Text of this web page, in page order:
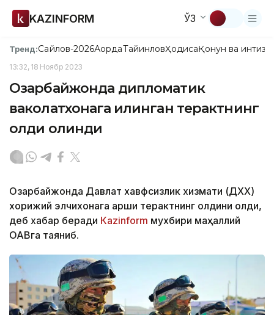
KAZINFORM ЎЗ
Тренд:Сайлов-2026АқордаТайинловҲодисаҚонун ва
13:32, 18 Ноябр 2023
Озарбайжонда дипломатик
ваколатхонага қилинган терактнинг
олди олинди
Озарбайжонда Давлат хавфсизлик хизмати (ДХХ)
хорижий элчихонага қарши терактнинг олдини олди,
деб хабар беради Кazinform мухбири маҳаллий
ОАВга таяниб.